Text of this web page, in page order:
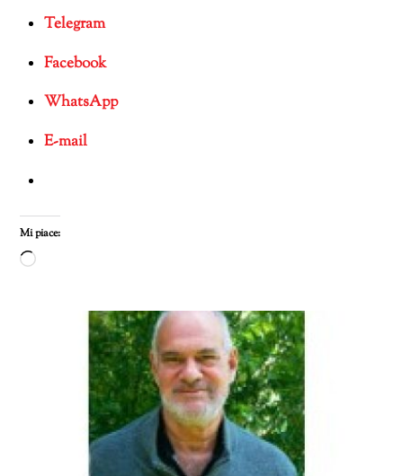
Telegram
Facebook
WhatsApp
E-mail
Mi piace:
Caricamento